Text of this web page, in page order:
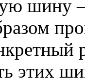
шину
этих